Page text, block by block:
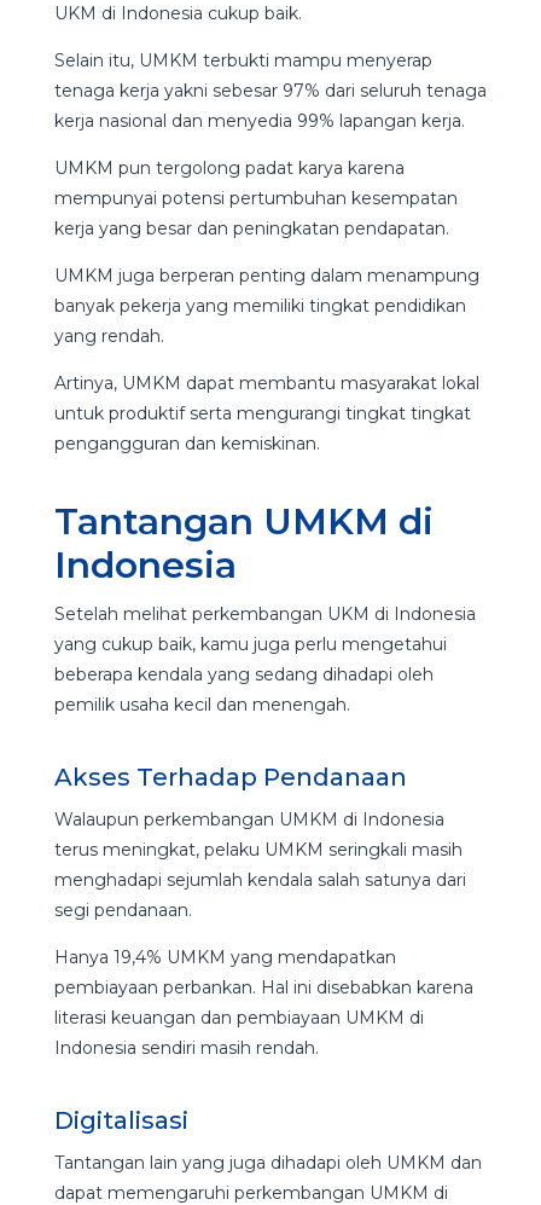
UKM di Indonesia cukup baik.
Selain itu, UMKM terbukti mampu menyerap
tenaga kerja yakni sebesar 97% dari seluruh tenaga
kerja nasional dan menyedia 99% lapangan kerja.
UMKM pun tergolong padat karya karena
mempunyai potensi pertumbuhan kesempatan
kerja yang besar dan peningkatan pendapatan.
UMKM juga berperan penting dalam menampung
banyak pekerja yang memiliki tingkat pendidikan
yang rendah.
Artinya, UMKM dapat membantu masyarakat lokal
untuk produktif serta mengurangi tingkat tingkat
pengangguran dan kemiskinan.
Tantangan UMKM di
Indonesia
Setelah melihat perkembangan UKM di Indonesia
yang cukup baik, kamu juga perlu mengetahui
beberapa kendala yang sedang dihadapi oleh
pemilik usaha kecil dan menengah.
Akses Terhadap Pendanaan
Walaupun perkembangan UMKM di Indonesia
terus meningkat, pelaku UMKM seringkali masih
menghadapi sejumlah kendala salah satunya dari
segi pendanaan.
Hanya 19,4% UMKM yang mendapatkan
pembiayaan perbankan. Hal ini disebabkan karena
literasi keuangan dan pembiayaan UMKM di
Indonesia sendiri masih rendah.
Digitalisasi
Tantangan lain yang juga dihadapi oleh UMKM dan
dapat memengaruhi perkembangan UMKM di